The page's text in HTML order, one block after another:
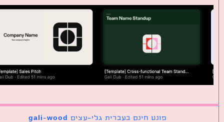
פונט חינם בעברית גלי-עצים gali-wood